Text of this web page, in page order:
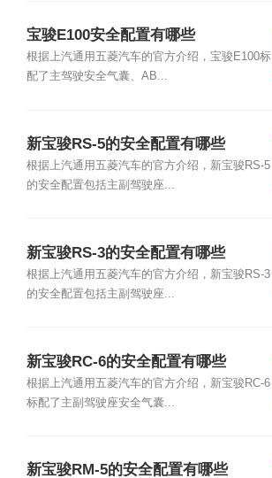
宝骏E100安全配置有哪些
根据上汽通用五菱汽车的官方介绍，宝骏E100标
配了主驾驶安全气囊、AB...
新宝骏RS-5的安全配置有哪些
根据上汽通用五菱汽车的官方介绍，新宝骏RS-5
的安全配置包括主副驾驶座...
新宝骏RS-3的安全配置有哪些
根据上汽通用五菱汽车的官方介绍，新宝骏RS-3
的安全配置包括主副驾驶座...
新宝骏RC-6的安全配置有哪些
根据上汽通用五菱汽车的官方介绍，新宝骏RC-6
标配了主副驾驶座安全气囊...
新宝骏RM-5的安全配置有哪些